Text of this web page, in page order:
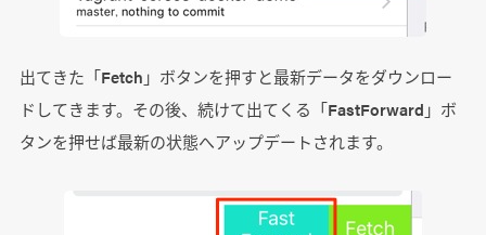
出てきた「Fetch」ボタンを押すと最新データをダウンロー
ドしてきます。その後、続けて出てくる「FastForward」ボ
タンを押せば最新の状態へアップデートされます。